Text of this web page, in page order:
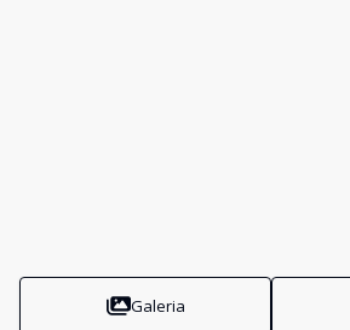
Galeria